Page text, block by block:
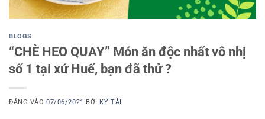
BLOGS
“CHÈ HEO QUAY” Món ăn độc nhất vô nhị
số 1 tại xứ Huế, bạn đã thử ?
ĐĂNG VÀO07/06/2021 BỞI KÝ TÀI